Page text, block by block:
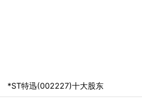
*ST特迅(002227)十大股东